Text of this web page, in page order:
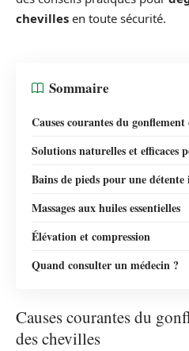
chevilles en toute sécurité.
Sommaire
Causes courantes du gonflement
Solutions naturelles et efficaces
Bains de pieds pour une
Massages aux huiles essentielles
Élévation et compression
Quand consulter un médecin ?
Causes courantes du
des chevilles